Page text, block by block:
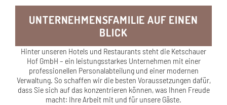
UNTERNEHMENSFAMILIE AUF EINEN
BLICK
Hinter unseren Hotels und Restaurants steht die Ketschauer
Hof GmbH – ein leistungsstarkes Unternehmen mit einer
professionellen Personalabteilung und einer modernen
Verwaltung. So schaffen wir die besten Voraussetzungen dafür,
dass Sie sich auf das konzentrieren können, was Ihnen Freude
macht: Ihre Arbeit mit und für unsere Gäste.